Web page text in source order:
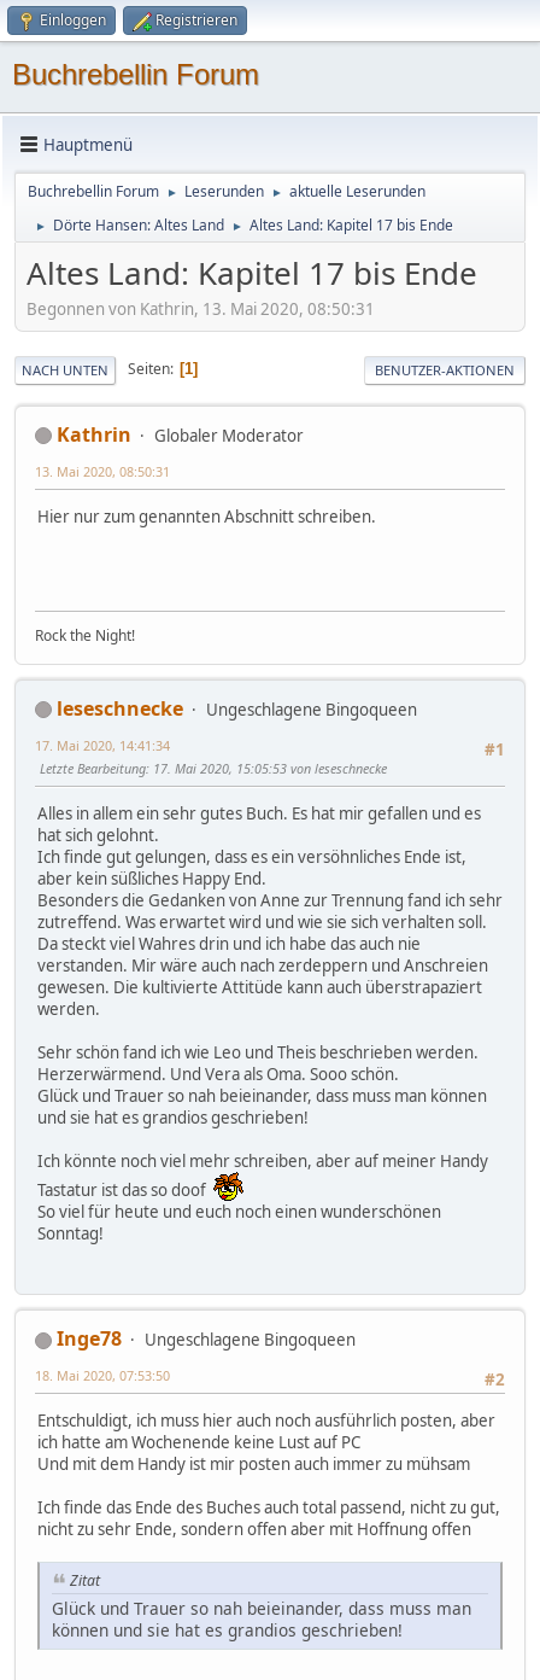
Einloggen Registrieren
Buchrebellin Forum
Hauptmenü
Buchrebellin Forum ► Leserunden ► aktuelle Leserunden
► Dörte Hansen: Altes Land ► Altes Land: Kapitel 17 bis Ende
Altes Land: Kapitel 17 bis Ende
Begonnen von Kathrin, 13. Mai 2020, 08:50:31
NACH UNTEN Seiten 1 BENUTZER-AKTIONEN
Kathrin Globaler Moderator
13. Mai 2020, 08:50:31
Hier nur zum genannten Abschnitt schreiben.
Rock the Night!
leseschnecke
Ungeschlagene Bingoqueen
#1
17. Mai 2020, 14:41:34
Letzte Bearbeitung: 17. Mai 2020, 15:05:53 von leseschnecke
Alles in allem ein sehr gutes Buch. Es hat mir gefallen und es
hat sich gelohnt.
Ich finde gut gelungen, dass es ein versöhnliches Ende ist,
aber kein süßliches Happy End.
Besonders die Gedanken von Anne zur Trennung fand ich sehr
zutreffend. Was erwartet wird und wie sie sich verhalten soll.
Da steckt viel Wahres drin und ich habe das auch nie
verstanden. Mir wäre auch nach zerdeppern und Anschreien
gewesen. Die kultivierte Attitüde kann auch überstrapaziert
werden.
Sehr schön fand ich wie Leo und Theis beschrieben werden.
Herzerwärmend. Und Vera als Oma. Sooo schön.
Glück und Trauer so nah beieinander, dass muss man können
und sie hat es grandios geschrieben!
Ich könnte noch viel mehr schreiben, aber auf meiner Handy
Tastatur ist das so doof
So viel für heute und euch noch einen wunderschönen
Sonntag!
Inge78
Ungeschlagene Bingoqueen
#2
18. Mai 2020, 07:53:50
Entschuldigt, ich muss hier auch noch ausführlich posten, aber
ich hatte am Wochenende keine Lust auf PC
Und mit dem Handy ist mir posten auch immer zu mühsam
Ich finde das Ende des Buches auch total passend, nicht zu gut,
nicht zu sehr Ende, sondern offen aber mit Hoffnung offen
Zitat
Glück und Trauer so nah beieinander, dass muss man
können und sie hat es grandios geschrieben!